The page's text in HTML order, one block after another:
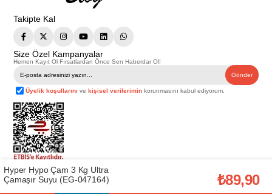
Takipte Kal
Size Özel Kampanyalar
Hemen Kayıt Ol Fırsatlardan Önce Sen Haberdar Ol!
Gönder
Üyelik koşullarını vekişisel verilerimin korunmasını kabul ediyorum.
Telif Hakkı © 2026Afeks Yapı Market
. Tüm hakları saklıdır.
Bu web sitesindeki tüm ürünler ticari amaçlıdır. Web sitemizde yer alan
görsel ve yazılı içerikler firmamıza ait olup, firmamızın yazılı izni alınmadan
Hyper Hypo Çam 3 Kg Ultra
Çamaşır Suyu (EG-047164)
₺89,90